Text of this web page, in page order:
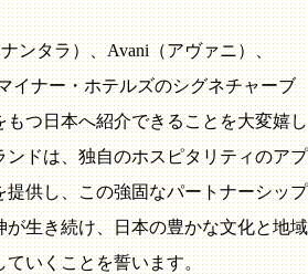
ンタラ）、Avani（アヴァニ）、
イナー・ホテルズのシグネチャーブ
つ日本へ紹介できることを大変嬉し
ンドは、独自のホスピタリティのアプ
提供し、この強固なパートナーシップ
が生き続け、日本の豊かな文化と地域
いくことを誓います。